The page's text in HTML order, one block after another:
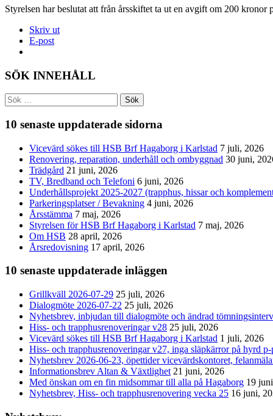
BRF
Styrelsen har beslutat att från årsskiftet ta ut en avgift om 200
Skriv ut
E-post
SÖK INNEHÅLL
Sök
efter:
10 senaste uppdaterade sidorna
Vicevärd sökes till HSB Brf Hagaborg i Karlstad 7 juli, 2026
Renovering, reparation, underhåll och ombyggnad 30 juni,
Trädgård 21 juni, 2026
TV, Bredband och Telefoni 6 juni, 2026
Underhållsprojekt 2025-2027 (trapphus, hissar och
Parkeringsplatser / Bevakning 4 juni, 2026
Årsstämma 7 maj, 2026
Styrelsen för HSB Brf Hagaborg i Karlstad 7 maj, 2026
Om HSB 28 april, 2026
Årsredovisning 17 april, 2026
10 senaste uppdaterade inläggen
Grillkväll 2026-07-29 25 juli, 2026
Dialogmöte 2026-07-22 25 juli, 2026
Nyhetsbrev, inbjudan till dialogmöte och ändrad
Hiss- och trapphusrenoveringar v28 25 juli, 2026
Vicevärd sökes till HSB Brf Hagaborg i Karlstad 1 juli, 2026
Hiss- och trapphusrenoveringar v27, inga släpkärror på hyrd
Nyhetsbrev 2026-06-23, öpettider vicevärdskontoret,
Informationsbrev Altan & Växtlighet 21 juni, 2026
Med önskan om en fin midsommar till alla på Hagaborg 19
Nyhetsbrev, Hiss- och trapphusrenovering vecka 25 16 juni,